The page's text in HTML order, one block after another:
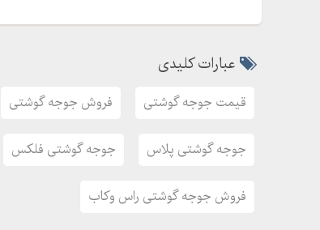
عبارات کلیدی
قیمت جوجه گوشتی فروش جوجه گوشتی
جوجه گوشتی پلاس جوجه گوشتی فلکس
فروش جوجه گوشتی راس وکاب